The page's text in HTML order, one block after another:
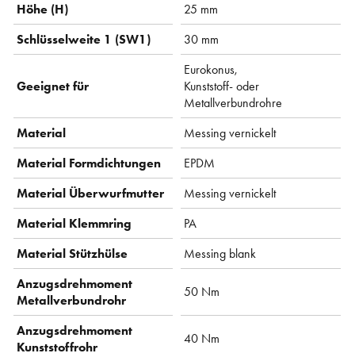
Höhe (H)
25 mm
Schlüsselweite 1 (SW1)
30 mm
Geeignet für
Eurokonus,
Kunststoff- oder
Metallverbundrohre
Material
Messing vernickelt
Material Formdichtungen
EPDM
Material Überwurfmutter
Messing vernickelt
Material Klemmring
PA
Material Stützhülse
Messing blank
Anzugsdrehmoment
Metallverbundrohr
50 Nm
Anzugsdrehmoment
Kunststoffrohr
40 Nm